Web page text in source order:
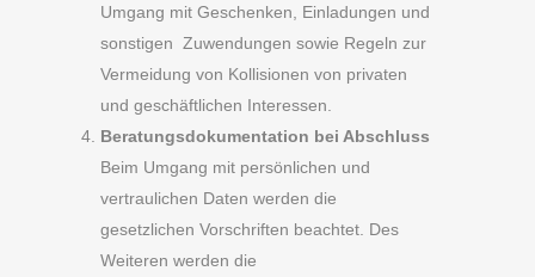
Umgang mit Geschenken, Einladungen und
sonstigen Zuwendungen sowie Regeln zur
Vermeidung von Kollisionen von privaten
und geschäftlichen Interessen.
Beratungsdokumentation bei Abschluss
Beim Umgang mit persönlichen und
vertraulichen Daten werden die
gesetzlichen Vorschriften beachtet. Des
Weiteren werden die